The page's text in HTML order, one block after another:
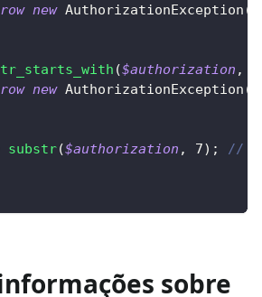
new AuthorizationException (
($authorization ,
new AuthorizationException (
substr($authorization , 7) ;
//
sobre